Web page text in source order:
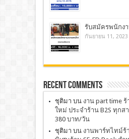
รับสมัครพนักง
กันยายน 11, 2023
Recent Comments
ชุติมา บน งาน part time
ใหม่ ประจำร้าน B2S ทุกส
380 บาท/วัน
ชุติมา บน งานพาร์ทไทม์ร้